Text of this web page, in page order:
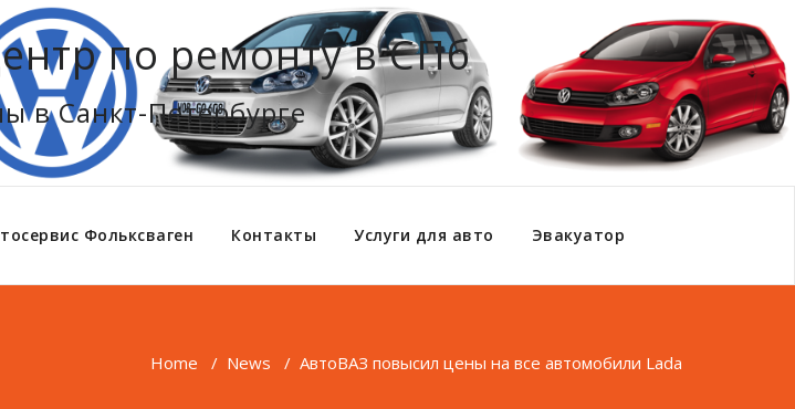
по ремонту в СПб
в Санкт-Петербурге
Фольксваген Контакты Услуги для авто Эвакуатор
Home / News / АвтоВАЗ повысил цены на все автомобили Lada